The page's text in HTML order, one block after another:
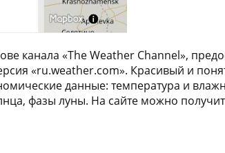
канала «The Weather Channel»,
«ru.weather.com». Красивый и
данные: температура и
фазы луны. На сайте можно